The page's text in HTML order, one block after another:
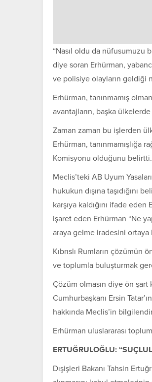
“Nasıl oldu da
diye soran Erhürman,
ve polisiye olayların geldiği
Erhürman, tanınmamış
avantajların, başka
Zaman zaman bu işlerden
Erhürman, tanınmamışlığa
Komisyonu olduğunu belirtti.
Meclis’teki AB Uyum
hukukun dışına taşıdığını
karşıya kaldığını ifade
işaret eden Erhürman “Ne
araya gelme iradesini
Kıbrıslı Rumların
ve toplumla buluşturmak
Çözüm olmasın diye ön
Cumhurbaşkanı Ersin Tatar
hakkında Meclis’in
Erhürman uluslararası
ERTUĞRULOĞLU:
Dışişleri Bakanı Tahsin